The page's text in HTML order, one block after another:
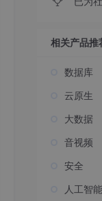
相关产品推
数据库
云原生
大数据
音视频
安全
人工智能